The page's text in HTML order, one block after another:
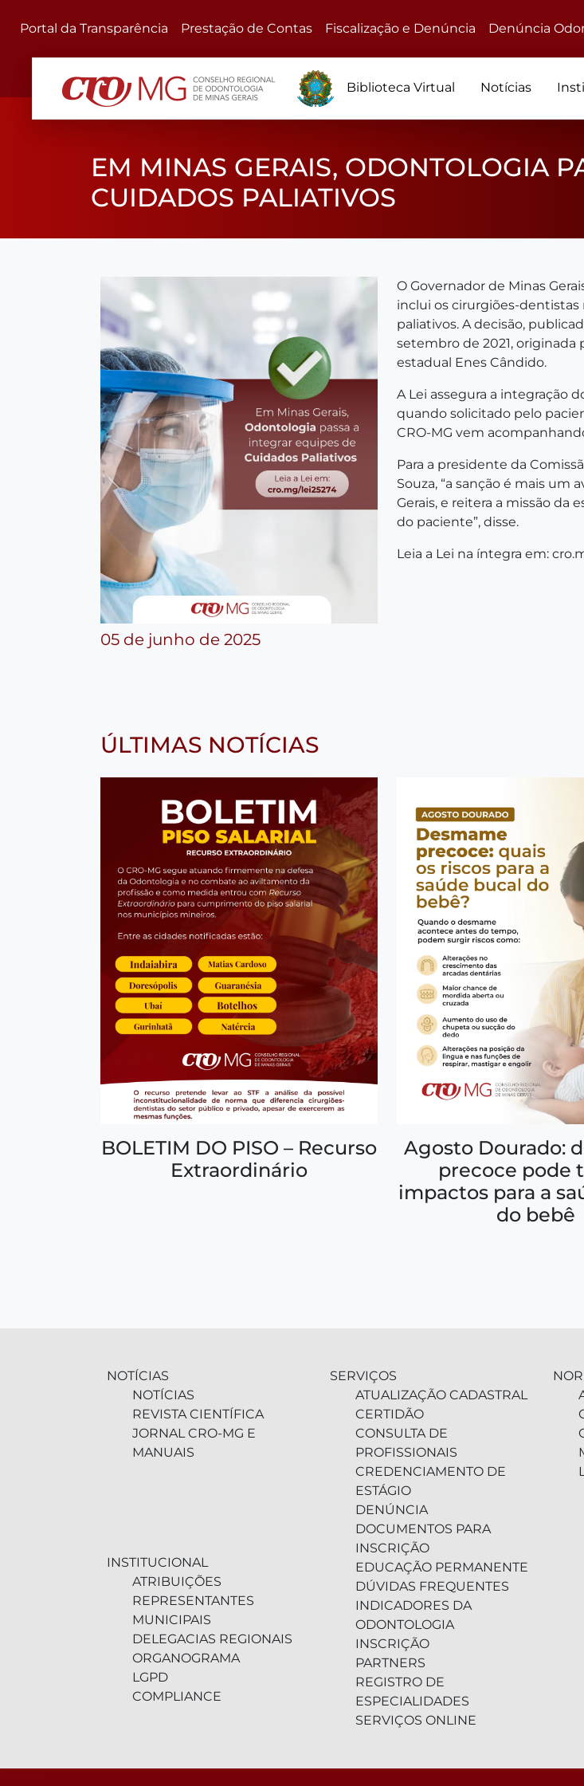
Portal da Transparência Prestação de Contas Fiscalização e Denúncia Denúncia
Biblioteca Virtual Notícias
EM MINAS GERAIS, ODONTOLOGIA
CUIDADOS PALIATIVOS
05 de junho de 2025
O Governador de Minas
inclui os cirurgiões-
paliativos. A decisão,
setembro de 2021, originada
estadual Enes Cândido.
A Lei assegura a integração
quando solicitado pelo
CRO-MG vem
Para a presidente da
Souza, “a sanção é mais
Gerais, e reitera a missão da
do paciente”, disse.
Leia a Lei na íntegra em:
ÚLTIMAS NOTÍCIAS
BOLETIM DO PISO – Recurso
Extraordinário
Agosto Dourado:
precoce pode
impactos para a
do bebê
NOTÍCIAS
NOTÍCIAS
REVISTA CIENTÍFICA
JORNAL CRO-MG E
MANUAIS
INSTITUCIONAL
ATRIBUIÇÕES
REPRESENTANTES
MUNICIPAIS
DELEGACIAS REGIONAIS
ORGANOGRAMA
LGPD
COMPLIANCE
SERVIÇOS
ATUALIZAÇÃO CADASTRAL
CERTIDÃO
CONSULTA DE
PROFISSIONAIS
CREDENCIAMENTO DE
ESTÁGIO
DENÚNCIA
DOCUMENTOS PARA
INSCRIÇÃO
EDUCAÇÃO PERMANENTE
DÚVIDAS FREQUENTES
INDICADORES DA
ODONTOLOGIA
INSCRIÇÃO
PARTNERS
REGISTRO DE
ESPECIALIDADES
SERVIÇOS ONLINE